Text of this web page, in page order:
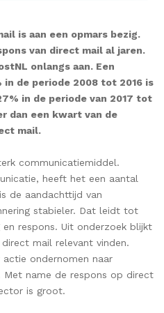
is aan een opmars bezig.
van direct mail al jaren.
onlangs aan. Een
in de periode 2008 tot 2016 is
in de periode van 2017 tot
dan een kwart van de
mail.
communicatiemiddel.
heeft het een aantal
de aandachttijd van
stabieler. Dat leidt tot
respons. Uit onderzoek blijkt
mail relevant vinden.
ondernomen naar
Met name de respons op direct
is groot.